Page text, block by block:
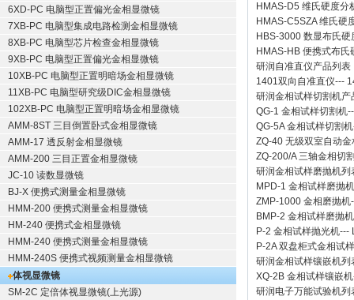
6XD-PC 电脑型正置偏光金相显微镜
7XB-PC 电脑型集成电路检测金相显微镜
8XB-PC 电脑型芯片检查金相显微镜
9XB-PC 电脑型正置偏光金相显微镜
10XB-PC 电脑型正置明暗场金相显微镜
11XB-PC 电脑型研究级DIC金相显微镜
102XB-PC 电脑型正置明暗场金相显微镜
AMM-8ST 三目倒置卧式金相显微镜
AMM-17 透反射金相显微镜
AMM-200 三目正置金相显微镜
JC-10 读数显微镜
BJ-X 便携式测量金相显微镜
HMM-200 便携式测量金相显微镜
HM-240 便携式金相显微镜
HMM-240 便携式测量金相显微镜
HMM-240S 便携式视频测量金相显微镜
体视显微镜
SM-2C 定倍体视显微镜(上光源)
HMAS-D5 维氏硬度分
HMAS-C5SZA 维氏硬
HBS-3000 数显布氏硬
HMAS-HB 便携式布氏
研润自准直仪产品列表
1401双向自准直仪---
研润金相试样切割机产
QG-1 金相试样切割机
QG-5A 金相试样切割机
ZQ-40 无级双室自动金
ZQ-200/A 三轴金相切
研润金相试样磨抛机列
MPD-1 金相试样磨抛机
ZMP-1000 金相磨抛机
BMP-2 金相试样磨抛机
P-2 金相试样抛光机---
P-2A 双盘柜式金相试
研润金相试样镶嵌机列
XQ-2B 金相试样镶嵌机
研润电子万能试验机列